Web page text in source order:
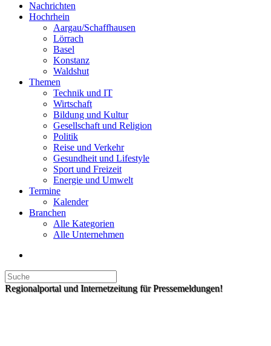
Nachrichten
Hochrhein
Aargau/Schaffhausen
Lörrach
Basel
Konstanz
Waldshut
Themen
Technik und IT
Wirtschaft
Bildung und Kultur
Gesellschaft und Religion
Politik
Reise und Verkehr
Gesundheit und Lifestyle
Sport und Freizeit
Energie und Umwelt
Termine
Kalender
Branchen
Alle Kategorien
Alle Unternehmen
Regionalportal und Internetzeitung für Pressemeldungen!